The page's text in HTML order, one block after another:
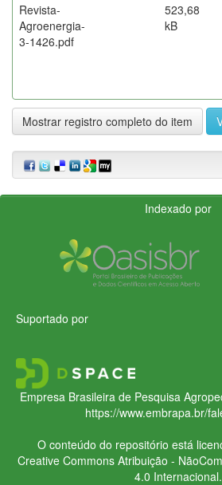
Revista-
Agroenergia-
3-1426.pdf
523,68
kB
Mostrar registro completo do item
Indexado por
Suportado por
Empresa Brasileira de Pesquisa
https://www.embrapa.br/
O conteúdo do repositório está
Creative CommonsAtribuição -
4.0 Internacional.